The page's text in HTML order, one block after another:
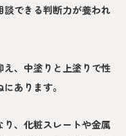
できる判断力が養われ
、中塗りと上塗りで性
あります。
、化粧スレートや金属